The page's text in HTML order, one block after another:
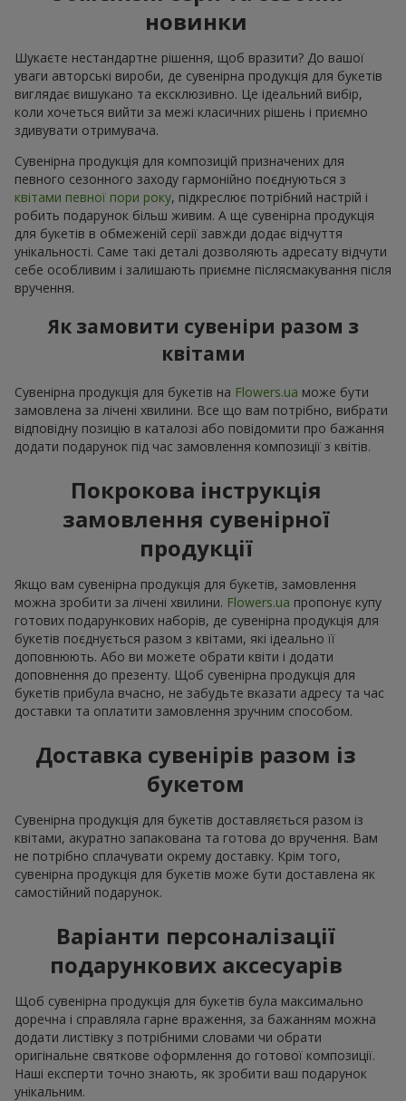
новинки
Шукаєте нестандартне рішення, щоб вразити? До вашої
уваги авторські вироби, де сувенірна продукція для букетів
виглядає вишукано та ексклюзивно. Це ідеальний вибір,
коли хочеться вийти за межі класичних рішень і приємно
здивувати отримувача.
Сувенірна продукція для композицій призначених для
певного сезонного заходу гармонійно поєднуються з
квітами певної пори року, підкреслює потрібний настрій і
робить подарунок більш живим. А ще сувенірна продукція
для букетів в обмеженій серії завжди додає відчуття
унікальності. Саме такі деталі дозволяють адресату відчути
себе особливим і залишають приємне післясмакування після
вручення.
Як замовити сувеніри разом з
квітами
Сувенірна продукція для букетів на Flowers.ua може бути
замовлена за лічені хвилини. Все що вам потрібно, вибрати
відповідну позицію в каталозі або повідомити про бажання
додати подарунок під час замовлення композиції з квітів.
Покрокова інструкція
замовлення сувенірної
продукції
Якщо вам сувенірна продукція для букетів, замовлення
можна зробити за лічені хвилини. Flowers.ua пропонує купу
готових подарункових наборів, де сувенірна продукція для
букетів поєднується разом з квітами, які ідеально її
доповнюють. Або ви можете обрати квіти і додати
доповнення до презенту. Щоб сувенірна продукція для
букетів прибула вчасно, не забудьте вказати адресу та час
доставки та оплатити замовлення зручним способом.
Доставка сувенірів разом із
букетом
Сувенірна продукція для букетів доставляється разом із
квітами, акуратно запакована та готова до вручення. Вам
не потрібно сплачувати окрему доставку. Крім того,
сувенірна продукція для букетів може бути доставлена як
самостійний подарунок.
Варіанти персоналізації
подарункових аксесуарів
Щоб сувенірна продукція для букетів була максимально
доречна і справляла гарне враження, за бажанням можна
додати листівку з потрібними словами чи обрати
оригінальне святкове оформлення до готової композиції.
Наші експерти точно знають, як зробити ваш подарунок
унікальним.